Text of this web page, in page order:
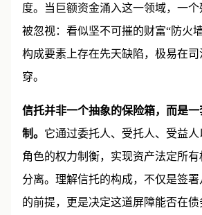
度。当巨额资金涌入这一领域，一
被忽视：看似坚不可摧的财富“防火
构成要素上存在先天缺陷，极易在
穿。
信托并非一个抽象的保险箱，而是
制。 它通过委托人、受托人、受益
角色的权力制衡，实现资产法定所
分离。理解信托的构成，不仅是签
的前提，更是决定这道屏障能否在